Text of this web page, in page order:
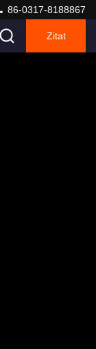
86-0317-8188867
Zitat